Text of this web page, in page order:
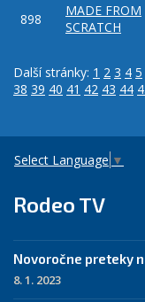
898
MADE FROM
SCRATCH
Další stránky: 1 2 3 4 5
38 39 40 41 42 43 44
Select Language ▼
Rodeo TV
Novoročne preteky
8. 1. 2023